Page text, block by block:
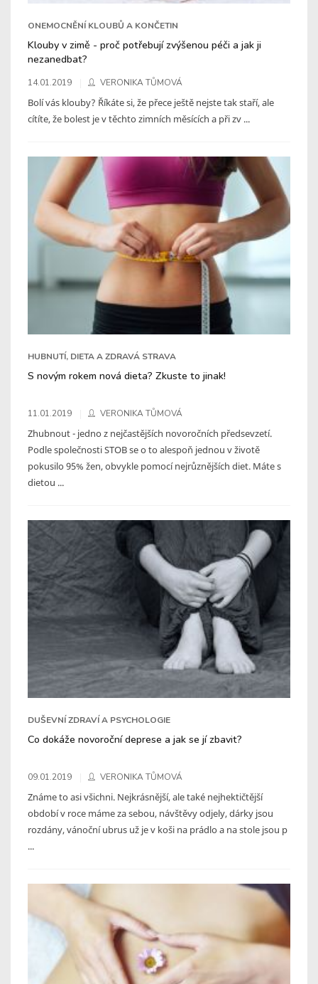
ONEMOCNĚNÍ KLOUBŮ A KONČETIN
Klouby v zimě - proč potřebují zvýšenou péči a jak ji
nezanedbat?
14.01.2019 VERONIKA TŮMOVÁ
Bolí vás klouby? Říkáte si, že přece ještě nejste tak staří, ale
cítíte, že bolest je v těchto zimních měsících a při zv ...
HUBNUTÍ, DIETA A ZDRAVÁ STRAVA
S novým rokem nová dieta? Zkuste to jinak!
11.01.2019 VERONIKA TŮMOVÁ
Zhubnout - jedno z nejčastějších novoročních předsevzetí.
Podle společnosti STOB se o to alespoň jednou v životě
pokusilo 95% žen, obvykle pomocí nejrůznějších diet. Máte s
dietou ...
DUŠEVNÍ ZDRAVÍ A PSYCHOLOGIE
Co dokáže novoroční deprese a jak se jí zbavit?
09.01.2019 VERONIKA TŮMOVÁ
Známe to asi všichni. Nejkrásnější, ale také nejhektičtější
období v roce máme za sebou, návštěvy odjely, dárky jsou
rozdány, vánoční ubrus už je v koši na prádlo a na stole jsou p
...